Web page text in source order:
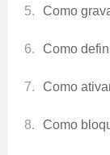
Como
Como
Como
Como